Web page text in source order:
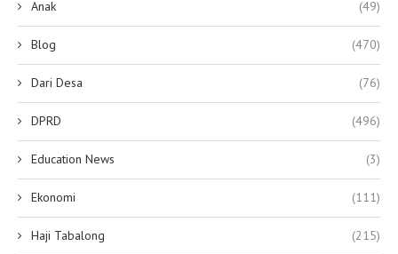
Anak (49)
Blog (470)
Dari Desa (76)
DPRD (496)
Education News (3)
Ekonomi (111)
Haji Tabalong (215)